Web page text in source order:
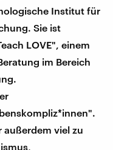
Institut für
Sie ist
LOVE", einem
im Bereich
außerdem viel zu